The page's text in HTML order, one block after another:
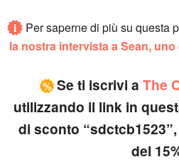
i Per saperne di più su questa
la nostra intervista a Sean,
% Se ti iscrivi aThe
utilizzando il link in
di sconto
del